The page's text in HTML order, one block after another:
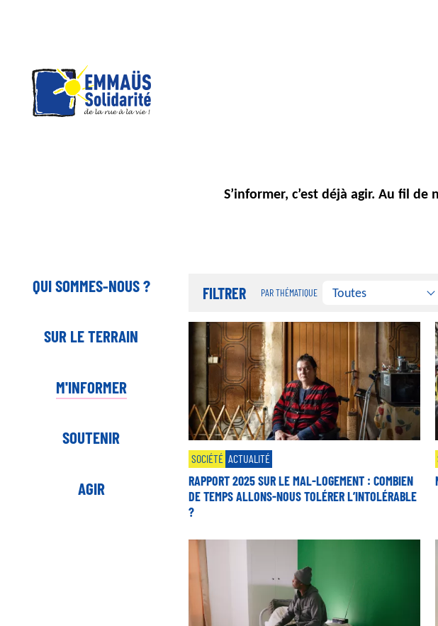
Aller
QUI SOMMES-NOUS ?
SUR LE TERRAIN
M'INFORMER
SOUTENIR
AGIR
S’informer, c’est déjà agir. Au fil
FILTRER PAR THÉMATIQUE Toutes
SOCIÉTÉ ACTUALITÉ
RAPPORT 2025 SUR LE MAL-LOGEMENT : COMBIEN
DE TEMPS ALLONS-NOUS TOLÉRER L’INTOLÉRABLE
?